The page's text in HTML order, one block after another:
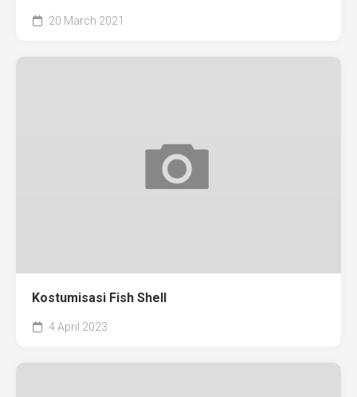
20 March 2021
Kostumisasi Fish Shell
4 April 2023